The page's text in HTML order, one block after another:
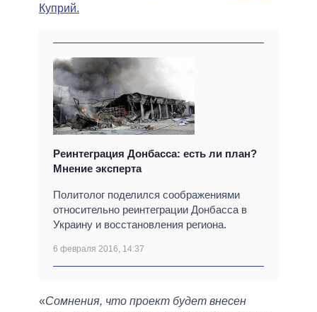
Куприй.
Реинтеграция Донбасса: есть ли план?
Мнение эксперта
Политолог поделился соображениями
относительно реинтеграции Донбасса в
Украину и восстановления региона.
6 февраля 2016, 14:37
«Сомнения, что проект будет внесен